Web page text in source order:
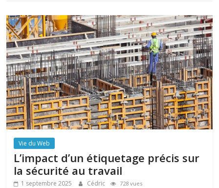
Vie du Web
L’impact d’un étiquetage précis sur
la sécurité au travail
1 septembre 2025 Cédric 728 vues